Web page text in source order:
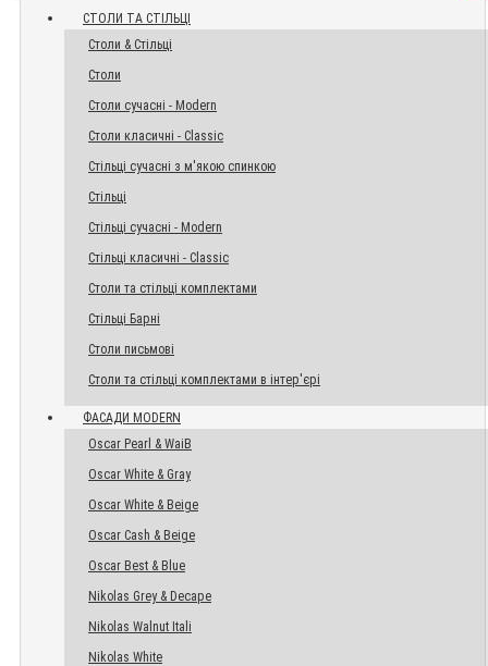
СТОЛИ ТА СТІЛЬЦІ
Столи & Стільці
Столи
Столи сучасні - Modern
Столи класичні - Classic
Стільці сучасні з м'якою спинкою
Стільці
Стільці сучасні - Modern
Стільці класичні - Classic
Столи та стільці комплектами
Стільці Барні
Столи письмові
Столи та стільці комплектами в інтер'єрі
ФАСАДИ MODERN
Oscar Pearl & WaiB
Oscar White & Gray
Oscar White & Beige
Oscar Cash & Beige
Oscar Best & Blue
Nikolas Grey & Decape
Nikolas Walnut Itali
Nikolas White